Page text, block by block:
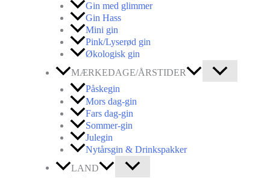
Gin med glimmer
Gin Hass
Mini gin
Pink/Lyserød gin
Økologisk gin
MÆRKEDAGE/ÅRSTIDER
Påskegin
Mors dag-gin
Fars dag-gin
Sommer-gin
Julegin
Nytårsgin & Drinkspakker
LAND